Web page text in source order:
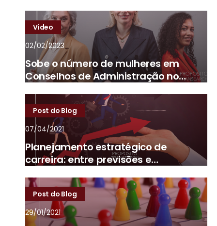
Video
02/02/2023
Sobe o número de mulheres em
Conselhos de Administração no
Post do Blog
07/04/2021
Planejamento estratégico de
carreira: entre previsões e
Post do Blog
29/01/2021